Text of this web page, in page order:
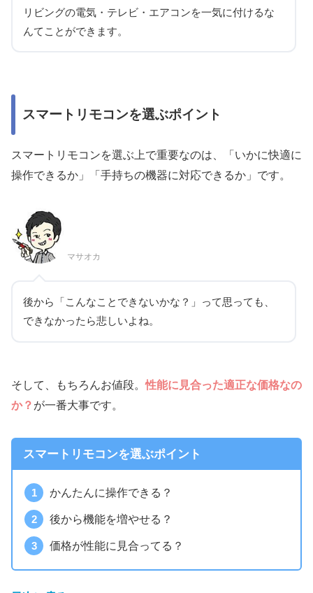
リビングの電気・テレビ・エアコンを一気に付けるな
んてことができます。
スマートリモコンを選ぶポイント
スマートリモコンを選ぶ上で重要なのは、
「いかに快適に
操作できるか」「手持ちの機器に対応できるか」 です。
マサオカ
後から 「こんなことできないかな？」
って思っても、
できなかったら悲しいよね。
そして、もちろんお値段。性能に見合った適正な価格なの
か？ が一番大事です。
スマートリモコンを選ぶポイント
かんたんに操作できる？
後から機能を増やせる？
価格が性能に見合ってる？